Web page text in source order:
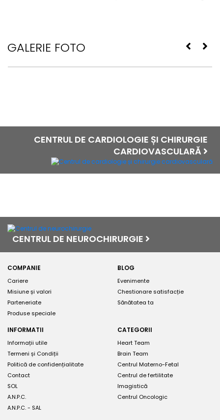
GALERIE FOTO
CENTRUL DE CARDIOLOGIE ȘI CHIRURGIE
CARDIOVASCULARĂ
CENTRUL DE NEUROCHIRURGIE
COMPANIE
Cariere
Misiune și valori
Parteneriate
Produse speciale
BLOG
Evenimente
Chestionare satisfacție
Sănătatea ta
INFORMATII
Informații utile
Termeni și Condiții
Politică de confidențialitate
Contact
SOL
A.N.P.C.
A.N.P.C. - SAL
CATEGORII
Heart Team
Brain Team
Centrul Materno-Fetal
Centrul de fertilitate
Imagistică
Centrul Oncologic